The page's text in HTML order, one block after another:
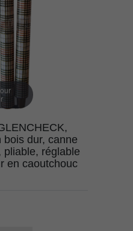
bois dur, canne
pliable, réglable
en caoutchouc